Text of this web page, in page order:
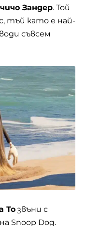
Зандер. Той
тъй като е най-
съвсем
То звъни с
на Snoop Dog.